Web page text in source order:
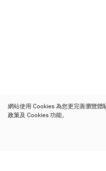
網站使用 Cookies 為您更完善瀏覽
政策及 Cookies 功能。